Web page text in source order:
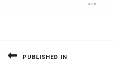
PUBLISHED IN